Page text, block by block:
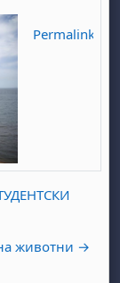
Permalink
животни →